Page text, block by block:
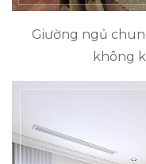
Giường ngủ
không